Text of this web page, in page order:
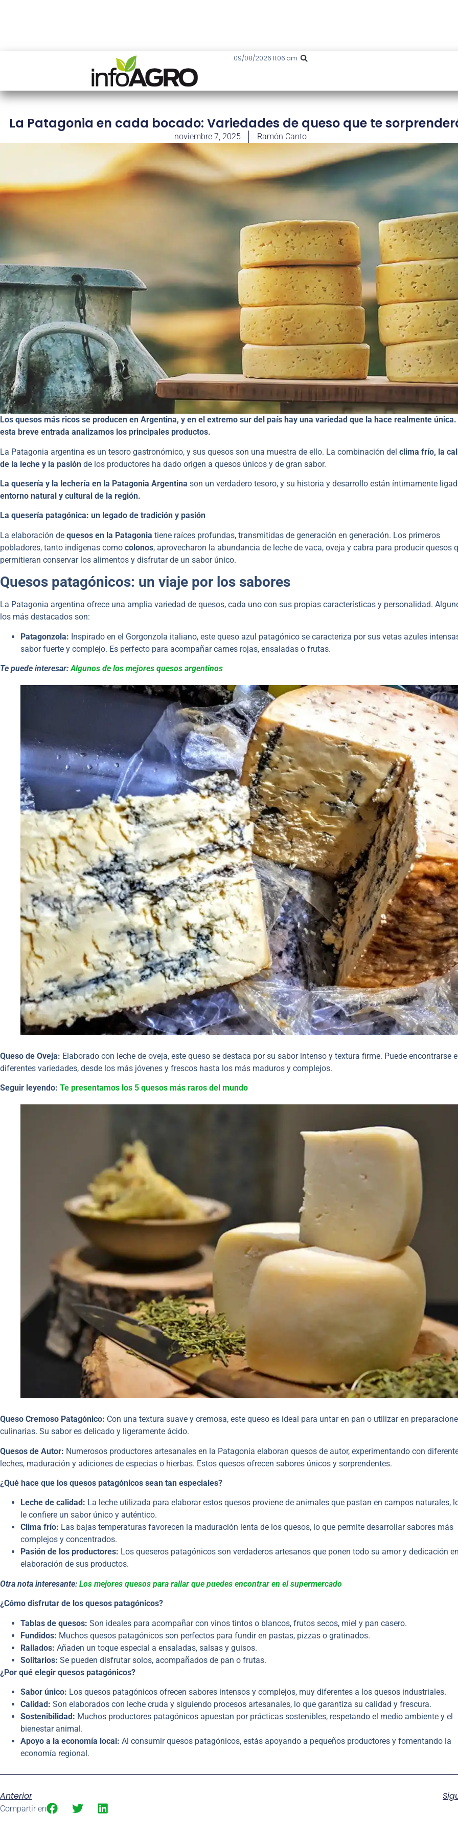
09/08/2026 11:06 am
La Patagonia en cada bocado: Variedades de queso que te
noviembre 7, 2025 Ramón Canto
Los quesos más ricos se producen en Argentina, y en el extremo sur del país hay una variedad que la hace realmente única.
esta breve entrada analizamos los principales productos.
La Patagonia argentina es un tesoro gastronómico, y sus quesos son una muestra de ello. La combinación del clima frío, la
de la leche y la pasión de los productores ha dado origen a quesos únicos y de gran sabor.
La quesería y la lechería en la Patagonia Argentina son un verdadero tesoro, y su historia y desarrollo están íntimamente
entorno natural y cultural de la región.
La quesería patagónica: un legado de tradición y pasión
La elaboración de quesos en la Patagonia tiene raíces profundas, transmitidas de generación en generación. Los primeros
pobladores, tanto indígenas como colonos, aprovecharon la abundancia de leche de vaca, oveja y cabra para producir quesos
permitieran conservar los alimentos y disfrutar de un sabor único.
Quesos patagónicos: un viaje por los sabores
La Patagonia argentina ofrece una amplia variedad de quesos, cada uno con sus propias características y personalidad.
los más destacados son:
Patagonzola: Inspirado en el Gorgonzola italiano, este queso azul patagónico se caracteriza por sus vetas azules
sabor fuerte y complejo. Es perfecto para acompañar carnes rojas, ensaladas o frutas.
Te puede interesar:Algunos de los mejores quesos argentinos
Queso de Oveja: Elaborado con leche de oveja, este queso se destaca por su sabor intenso y textura firme. Puede encontrarse
diferentes variedades, desde los más jóvenes y frescos hasta los más maduros y complejos.
Seguir leyendo: Te presentamos los 5 quesos más raros del mundo
Queso Cremoso Patagónico: Con una textura suave y cremosa, este queso es ideal para untar en pan o utilizar en
culinarias. Su sabor es delicado y ligeramente ácido.
Quesos de Autor: Numerosos productores artesanales en la Patagonia elaboran quesos de autor, experimentando con
leches, maduración y adiciones de especias o hierbas. Estos quesos ofrecen sabores únicos y sorprendentes.
¿Qué hace que los quesos patagónicos sean tan especiales?
Leche de calidad: La leche utilizada para elaborar estos quesos proviene de animales que pastan en campos naturales,
le confiere un sabor único y auténtico.
Clima frío: Las bajas temperaturas favorecen la maduración lenta de los quesos, lo que permite desarrollar sabores más
complejos y concentrados.
Pasión de los productores: Los queseros patagónicos son verdaderos artesanos que ponen todo su amor y dedicación
elaboración de sus productos.
Otra nota interesante: Los mejores quesos para rallar que puedes encontrar en el supermercado
¿Cómo disfrutar de los quesos patagónicos?
Tablas de quesos: Son ideales para acompañar con vinos tintos o blancos, frutos secos, miel y pan casero.
Fundidos: Muchos quesos patagónicos son perfectos para fundir en pastas, pizzas o gratinados.
Rallados: Añaden un toque especial a ensaladas, salsas y guisos.
Solitarios: Se pueden disfrutar solos, acompañados de pan o frutas.
¿Por qué elegir quesos patagónicos?
Sabor único: Los quesos patagónicos ofrecen sabores intensos y complejos, muy diferentes a los quesos industriales.
Calidad: Son elaborados con leche cruda y siguiendo procesos artesanales, lo que garantiza su calidad y frescura.
Sostenibilidad: Muchos productores patagónicos apuestan por prácticas sostenibles, respetando el medio ambiente y el
bienestar animal.
Apoyo a la economía local: Al consumir quesos patagónicos, estás apoyando a pequeños productores y fomentando la
economía regional.
Anterior
Compartir en